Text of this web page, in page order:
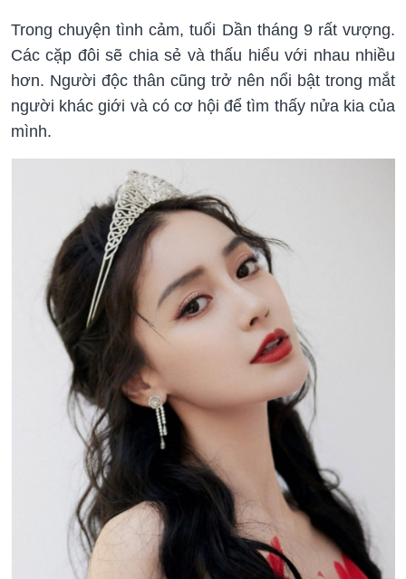
Trong chuyện tình cảm, tuổi Dần tháng 9 rất vượng.
Các cặp đôi sẽ chia sẻ và thấu hiểu với nhau nhiều
hơn. Người độc thân cũng trở nên nổi bật trong mắt
người khác giới và có cơ hội để tìm thấy nửa kia của
mình.